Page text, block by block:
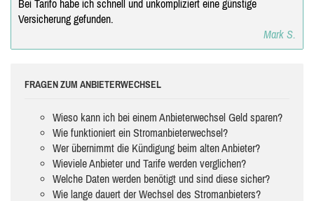
Bei Tarifo habe ich schnell und unkompliziert eine günstige
Versicherung gefunden.
Mark S.
FRAGEN ZUM ANBIETERWECHSEL
Wieso kann ich bei einem Anbieterwechsel Geld sparen?
Wie funktioniert ein Stromanbieterwechsel?
Wer übernimmt die Kündigung beim alten Anbieter?
Wieviele Anbieter und Tarife werden verglichen?
Welche Daten werden benötigt und sind diese sicher?
Wie lange dauert der Wechsel des Stromanbieters?